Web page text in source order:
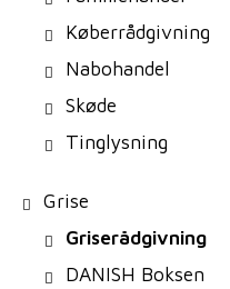
Køberrådgivning
Nabohandel
Skøde
Tinglysning
Grise
Griserådgivning
DANISH Boksen